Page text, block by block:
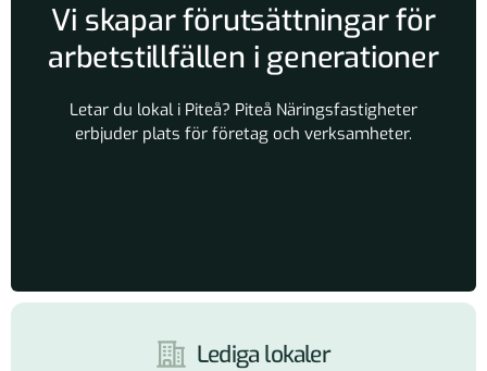
Vi skapar förutsättningar för
arbetstillfällen i generationer
Letar du lokal i Piteå? Piteå Näringsfastigheter
erbjuder plats för företag och verksamheter.
Lediga lokaler